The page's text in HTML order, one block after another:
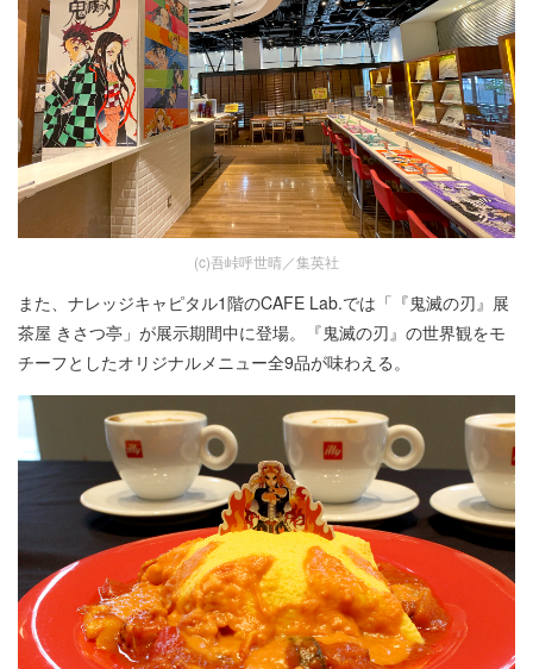
(c)吾峠呼世晴／集英社
また、ナレッジキャピタル1階のCAFE Lab.では「『鬼滅の刃』展
茶屋 きさつ亭」が展示期間中に登場。『鬼滅の刃』の世界観をモ
チーフとしたオリジナルメニュー全9品が味わえる。